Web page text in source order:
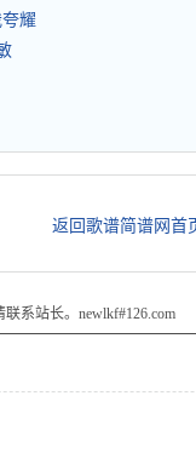
夸耀
返回歌谱简谱网首
系站长。newlkf#126.com